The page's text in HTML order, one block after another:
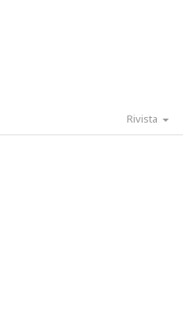
Rivista